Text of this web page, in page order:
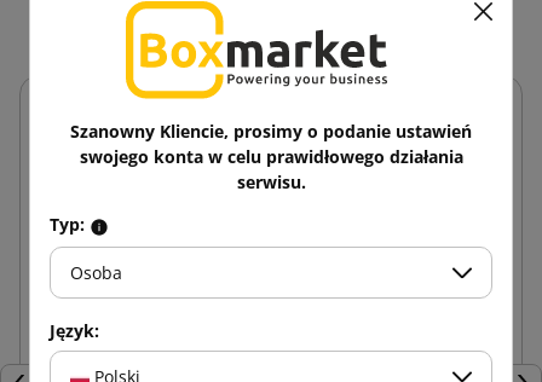
Szanowny Kliencie, prosimy o podanie ustawień
swojego konta w celu prawidłowego działania
serwisu.
Typ:
Osoba
Język:
Polski